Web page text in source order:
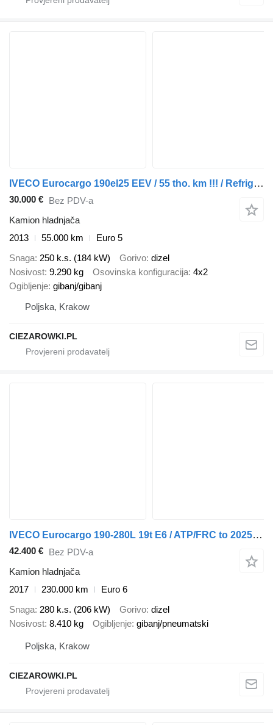
IVECO Eurocargo 190el25 EEV / 55 tho. km !!! / Refrigerator 21 EPAL /
30.000 € Bez PDV-a
Kamion hladnjača
2013
55.000 km
Euro 5
Snaga 250 k.s. (184 kW) Gorivo dizel
Nosivost 9.290 kg Osovinska konfiguracija 4x2
Ogibljenje gibanj/gibanj
Poljska, Krakow
CIEZAROWKI.PL
IVECO Eurocargo 190-280L 19t E6 / ATP/FRC to 2025 / Lamberet Refrigera
42.400 € Bez PDV-a
Kamion hladnjača
2017
230.000 km
Euro 6
Snaga 280 k.s. (206 kW) Gorivo dizel
Nosivost 8.410 kg Ogibljenje gibanj/pneumatski
Poljska, Krakow
CIEZAROWKI.PL